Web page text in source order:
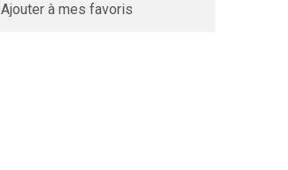
Ajouter à mes favoris